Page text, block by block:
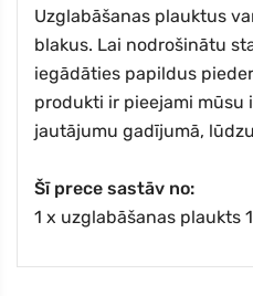
Uzglabāšanas plauktus
blakus. Lai nodrošinātu
iegādāties papildus
produkti ir pieejami mūsu
jautājumu gadījumā,
Šī prece sastāv no:
1 x uzglabāšanas plaukts